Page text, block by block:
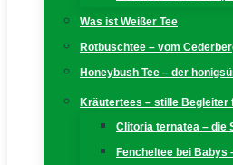
Was ist Weißer Tee
Rotbuschtee – vom
Honeybush Tee – der
Kräutertees – stille Begleiter
Clitoria ternatea – die
Fencheltee bei Babys